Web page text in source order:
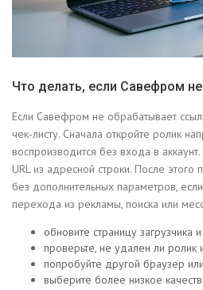
Что делать, если Савефром
Если Савефром не обрабатывает
чек-листу. Сначала откройте ролик
воспроизводится без входа в
URL из адресной строки. После этого
без дополнительных параметров,
перехода из рекламы, поиска или
обновите страницу загрузчика
проверьте, не удален ли ролик
попробуйте другой браузер
выберите более низкое